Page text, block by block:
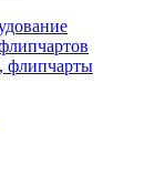
флипчарты